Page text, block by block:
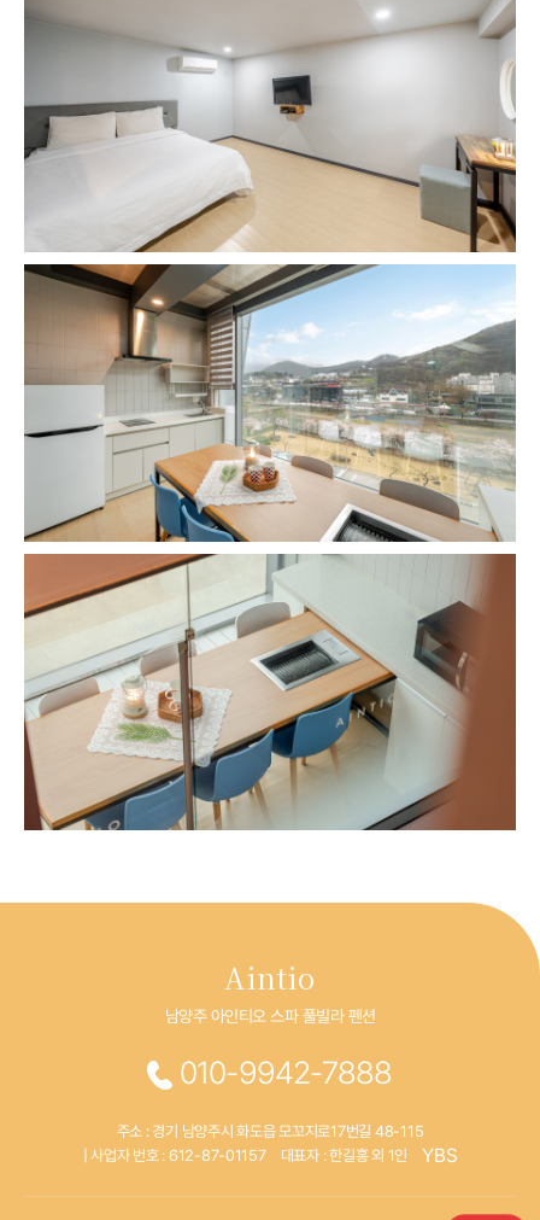
Aintio
남양주 아인티오 스파 풀빌라 펜션
010-9942-7888
주소 : 경기 남양주시 화도읍 모꼬지로17번길 48-115
| 사업자 번호 : 612-87-01157
대표자 : 한길홍 외 1인 YBS